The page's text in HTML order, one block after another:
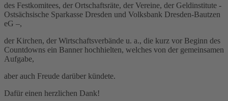
des Festkomitees, der Ortschaftsräte, der Vereine, der Geldinstitute -
Ostsächsische Sparkasse Dresden und Volksbank Dresden-Bautzen
eG –,
der Kirchen, der Wirtschaftsverbände u. a., die kurz vor Beginn des
Countdowns ein Banner hochhielten, welches von der gemeinsamen
Aufgabe,
aber auch Freude darüber kündete.
Dafür einen herzlichen Dank!